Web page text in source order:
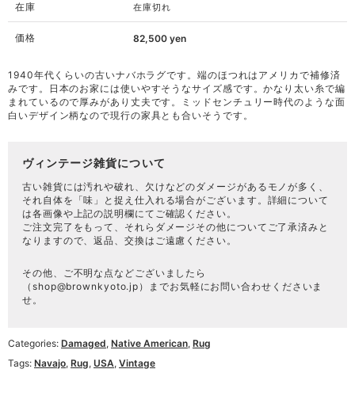
在庫 在庫切れ
価格 82,500 yen
1940年代くらいの古いナバホラグです。端のほつれはアメリカで補修済
みです。日本のお家には使いやすそうなサイズ感です。かなり太い糸で編
まれているので厚みがあり丈夫です。ミッドセンチュリー時代のような面
白いデザイン柄なので現行の家具とも合いそうです。
ヴィンテージ雑貨について
古い雑貨には汚れや破れ、欠けなどのダメージがあるモノが多く、
それ自体を「味」と捉え仕入れる場合がございます。詳細について
は各画像や上記の説明欄にてご確認ください。
ご注文完了をもって、それらダメージその他についてご了承済みと
なりますので、返品、交換はご遠慮ください。
その他、ご不明な点などございましたら
（ shop@brownkyoto.jp ）までお気軽にお問い合わせくださいま
せ。
Categories: Damaged, Native American, Rug
Tags: Navajo, Rug, USA, Vintage